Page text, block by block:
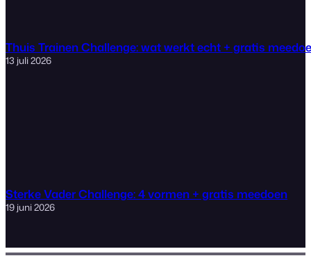
Thuis Trainen Challenge: wat werkt echt + gratis
13 juli 2026
Sterke Vader Challenge: 4 vormen + gratis meedoen
19 juni 2026